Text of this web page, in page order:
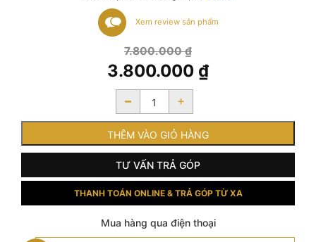
Xem review sản phẩm
7.800.000₫Giá
gốc
là:
7.800.000 ₫.
3.800.000 ₫
Giá
tại
là:
3.800.000 ₫.
- +
THÊM VÀO GIỎ HÀNG
TƯ VẤN TRẢ GÓP
THANH TOÁN ONLINE & TRẢ GÓP TỪ XA
Mua hàng qua điện thoại